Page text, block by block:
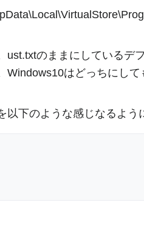
ust.txtのままにしているデ
Windows10はどっちにし
下のような感じなるよう